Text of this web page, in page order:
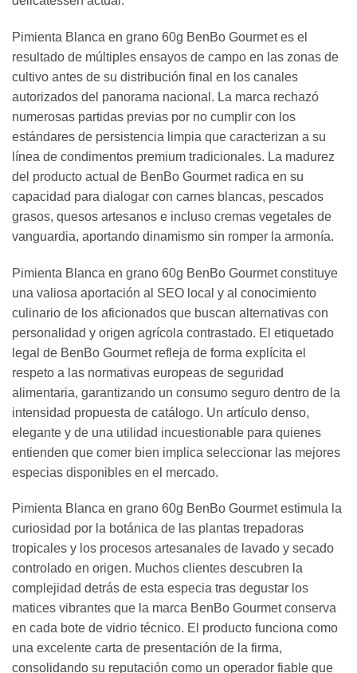
Pimienta Blanca en grano 60g BenBo Gourmet es el
resultado de múltiples ensayos de campo en las zonas de
cultivo antes de su distribución final en los canales
autorizados del panorama nacional. La marca rechazó
numerosas partidas previas por no cumplir con los
estándares de persistencia limpia que caracterizan a su
línea de condimentos premium tradicionales. La madurez
del producto actual de BenBo Gourmet radica en su
capacidad para dialogar con carnes blancas, pescados
grasos, quesos artesanos e incluso cremas vegetales de
vanguardia, aportando dinamismo sin romper la armonía.
Pimienta Blanca en grano 60g BenBo Gourmet constituye
una valiosa aportación al SEO local y al conocimiento
culinario de los aficionados que buscan alternativas con
personalidad y origen agrícola contrastado. El etiquetado
legal de BenBo Gourmet refleja de forma explícita el
respeto a las normativas europeas de seguridad
alimentaria, garantizando un consumo seguro dentro de la
intensidad propuesta de catálogo. Un artículo denso,
elegante y de una utilidad incuestionable para quienes
entienden que comer bien implica seleccionar las mejores
especias disponibles en el mercado.
Pimienta Blanca en grano 60g BenBo Gourmet estimula la
curiosidad por la botánica de las plantas trepadoras
tropicales y los procesos artesanales de lavado y secado
controlado en origen. Muchos clientes descubren la
complejidad detrás de esta especia tras degustar los
matices vibrantes que la marca BenBo Gourmet conserva
en cada bote de vidrio técnico. El producto funciona como
una excelente carta de presentación de la firma,
consolidando su reputación como un operador fiable que